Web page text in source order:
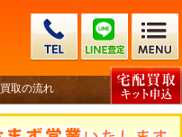
買取の流れ